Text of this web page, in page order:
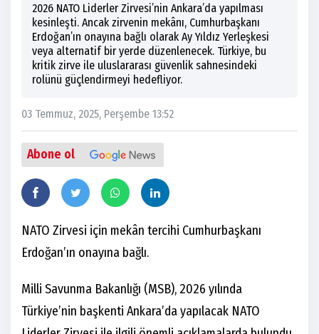
2026 NATO Liderler Zirvesi’nin Ankara’da yapılması
kesinleşti. Ancak zirvenin mekânı, Cumhurbaşkanı
Erdoğan’ın onayına bağlı olarak Ay Yıldız Yerleşkesi
veya alternatif bir yerde düzenlenecek. Türkiye, bu
kritik zirve ile uluslararası güvenlik sahnesindeki
rolünü güçlendirmeyi hedefliyor.
03 Temmuz, 2025, Perşembe 13:52
Abone ol
NATO Zirvesi için mekân tercihi Cumhurbaşkanı
Erdoğan’ın onayına bağlı.
Milli Savunma Bakanlığı (MSB), 2026 yılında
Türkiye’nin başkenti Ankara’da yapılacak NATO